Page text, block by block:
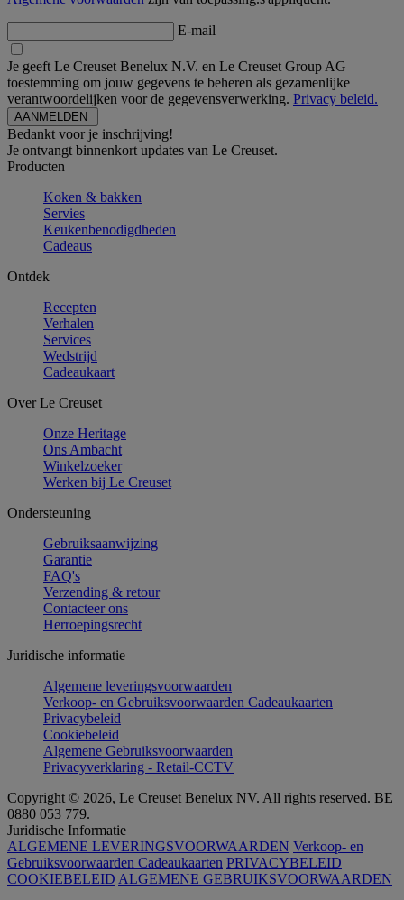
E-mail
Je geeft Le Creuset Benelux N.V. en Le Creuset Group AG
toestemming om jouw gegevens te beheren als gezamenlijke
verantwoordelijken voor de gegevensverwerking. Privacy beleid.
Bedankt voor je inschrijving!
Je ontvangt binnenkort updates van Le Creuset.
Producten
Koken & bakken
Servies
Keukenbenodigdheden
Cadeaus
Ontdek
Recepten
Verhalen
Services
Wedstrijd
Cadeaukaart
Over Le Creuset
Onze Heritage
Ons Ambacht
Winkelzoeker
Werken bij Le Creuset
Ondersteuning
Gebruiksaanwijzing
Garantie
FAQ's
Verzending & retour
Contacteer ons
Herroepingsrecht
Juridische informatie
Algemene leveringsvoorwaarden
Verkoop- en Gebruiksvoorwaarden Cadeaukaarten
Privacybeleid
Cookiebeleid
Algemene Gebruiksvoorwaarden
Privacyverklaring - Retail-CCTV
Copyright © 2026, Le Creuset Benelux NV. All rights reserved. BE
0880 053 779.
Juridische Informatie
ALGEMENE LEVERINGSVOORWAARDEN Verkoop- en
Gebruiksvoorwaarden Cadeaukaarten PRIVACYBELEID
COOKIEBELEID ALGEMENE GEBRUIKSVOORWAARDEN